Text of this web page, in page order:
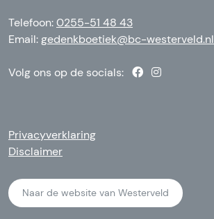
Telefoon:0255-51 48 43
Email:gedenkboetiek@bc-westerveld.nl
Volg ons op de socials:
Privacyverklaring
Disclaimer
Naar de website van Westerveld